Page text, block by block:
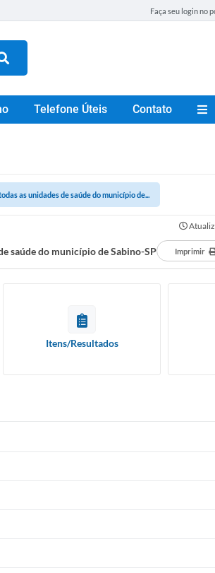
Faça seu login no
Telefone Úteis Contato
as unidades de saúde do município de...
saúde do município de Sabino-SP Imprimir
Itens/Resultados